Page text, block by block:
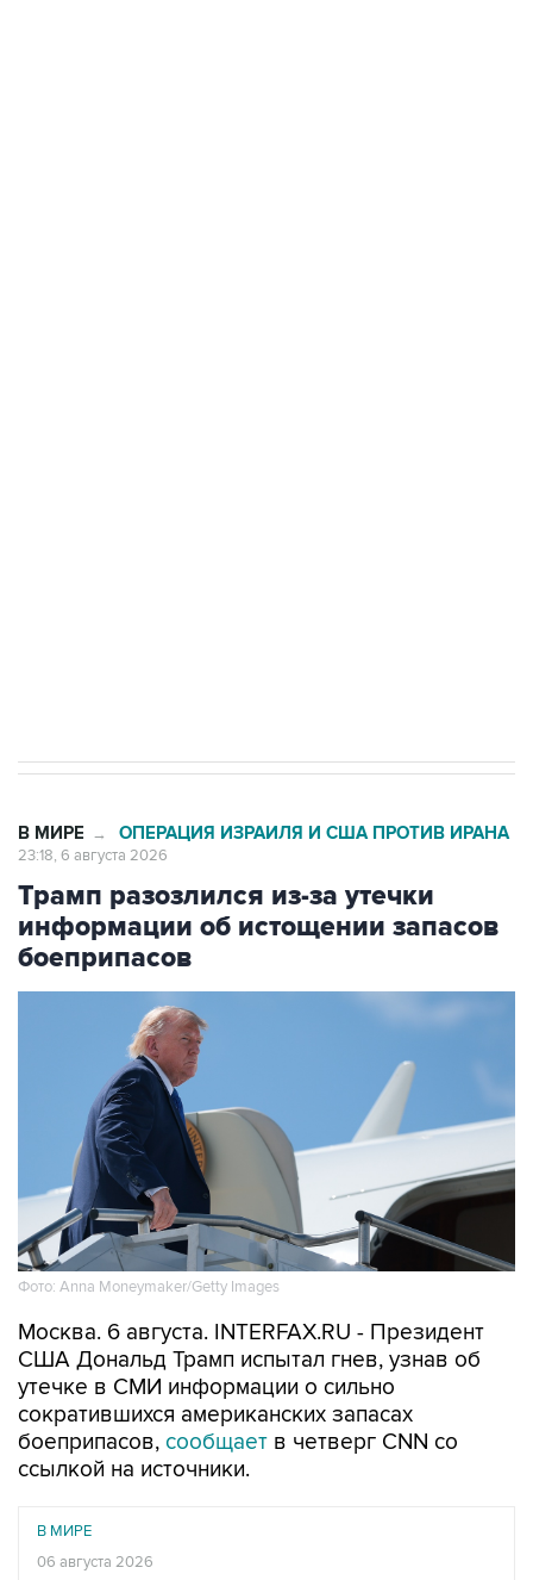
В МИРЕ → ОПЕРАЦИЯ ИЗРАИЛЯ И США ПРОТИВ ИРАНА
23:18, 6 августа 2026
Трамп разозлился из-за утечки
информации об истощении запасов
боеприпасов
Фото: Anna Moneymaker/Getty Images
Москва. 6 августа. INTERFAX.RU - Президент
США Дональд Трамп испытал гнев, узнав об
утечке в СМИ информации о сильно
сократившихся американских запасах
боеприпасов, сообщает в четверг CNN со
ссылкой на источники.
В МИРЕ
06 августа 2026